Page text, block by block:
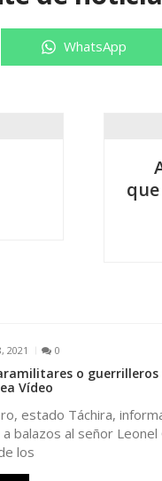
Compartir
WhatsApp
2021 0
o guerrilleros
Vídeo
estado Táchira,
balazos al señor
los